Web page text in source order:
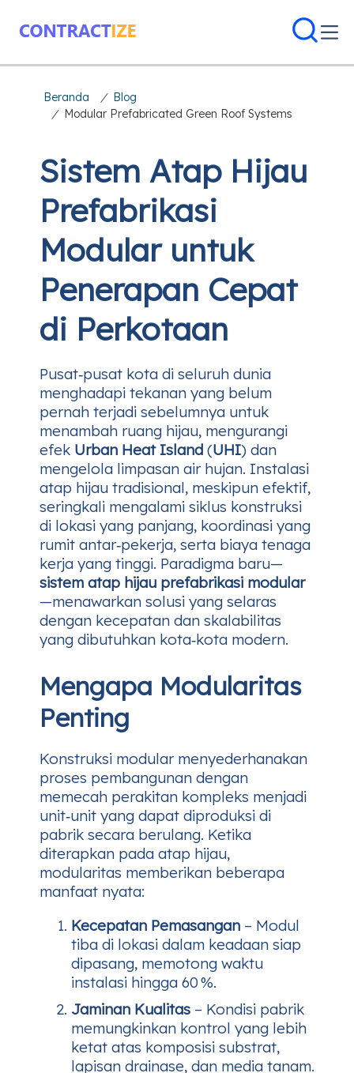
Beranda / Blog
/ Modular Prefabricated Green Roof Systems
Sistem Atap Hijau
Prefabrikasi
Modular untuk
Penerapan Cepat
di Perkotaan
Pusat‑pusat kota di seluruh dunia
menghadapi tekanan yang belum
pernah terjadi sebelumnya untuk
menambah ruang hijau, mengurangi
efek Urban Heat Island (UHI) dan
mengelola limpasan air hujan. Instalasi
atap hijau tradisional, meskipun efektif,
seringkali mengalami siklus konstruksi
di lokasi yang panjang, koordinasi yang
rumit antar‑pekerja, serta biaya tenaga
kerja yang tinggi. Paradigma baru—
sistem atap hijau prefabrikasi modular
—menawarkan solusi yang selaras
dengan kecepatan dan skalabilitas
yang dibutuhkan kota‑kota modern.
Mengapa Modularitas
Penting
Konstruksi modular menyederhanakan
proses pembangunan dengan
memecah perakitan kompleks menjadi
unit‑unit yang dapat diproduksi di
pabrik secara berulang. Ketika
diterapkan pada atap hijau,
modularitas memberikan beberapa
manfaat nyata:
Kecepatan Pemasangan – Modul
tiba di lokasi dalam keadaan siap
dipasang, memotong waktu
instalasi hingga 60 %.
Jaminan Kualitas – Kondisi pabrik
memungkinkan kontrol yang lebih
ketat atas komposisi substrat,
lapisan drainase, dan media tanam.